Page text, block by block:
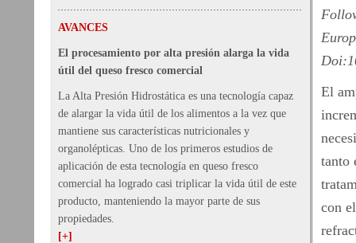
AVANCES
El procesamiento por alta presión alarga la vida
útil del queso fresco comercial
La Alta Presión Hidrostática es una tecnología capaz
de alargar la vida útil de los alimentos a la vez que
mantiene sus características nutricionales y
organolépticas. Uno de los primeros estudios de
aplicación de esta tecnología en queso fresco
comercial ha logrado casi triplicar la vida útil de este
producto, manteniendo la mayor parte de sus
propiedades.
[+]
El
tanto
con